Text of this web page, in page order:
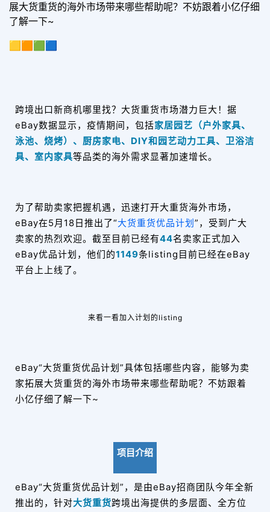
展大货重货的海外市场带来哪些帮助呢？不妨跟着小亿仔细
了解一下~
🟨🟧🟩🟦
跨境出口新商机哪里找？大货重货市场潜力巨大！ 据
eBay数据显示，疫情期间，包括家居园艺（户外家具、
泳池、烧烤）、厨房家电、DIY和园艺动力工具、卫浴洁
具、室内家具等品类的海外需求显著加速增长。
为了帮助卖家把握机遇，迅速打开大重货海外市场，
eBay在5月18日推出了“大货重货优品计划”，受到广大
卖家的热烈欢迎。 截至目前已经有44名卖家正式加入
eBay优品计划，他们的1149条listing目前已经在eBay
平台上上线了。
来看一看加入计划的listing
eBay“大货重货优品计划”具体包括哪些内容，能够为卖
家拓展大货重货的海外市场带来哪些帮助呢？不妨跟着
小亿仔细了解一下~
项目介绍
eBay“大货重货优品计划”，是由eBay招商团队今年全新
推出的，针对大货重货跨境出海提供的多层面、全方位